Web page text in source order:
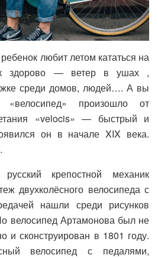
любит летом кататься на
здорово — ветер в ушах ,
среди домов, людей…. А вы
произошло от
«velocis» — быстрый и
он в начале XIX века.
крепостной механик
двухколёсного велосипеда с
нашли среди рисунков
велосипед Артамонова был не
и сконструирован в 1801 году.
велосипед с педалями,